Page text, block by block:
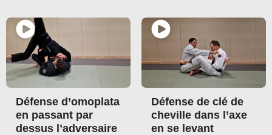
Défense d’omoplata
en passant par
dessus l’adversaire
Défense de clé de
cheville dans l’axe
en se levant